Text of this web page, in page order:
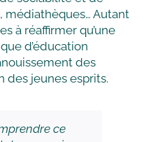
médiathèques… Autant
à réaffirmer qu’une
d’éducation
des
des jeunes esprits.
ce